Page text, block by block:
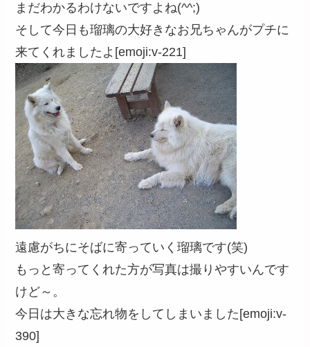
まだわかるわけないですよね(^^;)
そして今日も瑠璃の大好きなお兄ちゃんがプチに
来てくれましたよ[emoji:v-221]
遠慮がちにそばに寄っていく瑠璃です(笑)
もっと寄ってくれた方が写真は撮りやすいんです
けど～。
今日は大きな忘れ物をしてしまいました[emoji:v-
390]